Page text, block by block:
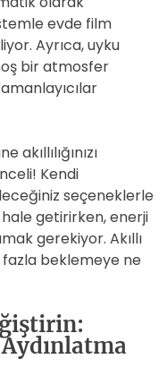
evde film
Ayrıca, uyku
bir atmosfer
Kendi
seçeneklerle
hale getirirken, enerji
gerekiyor. Akıllı
fazla beklemeye ne